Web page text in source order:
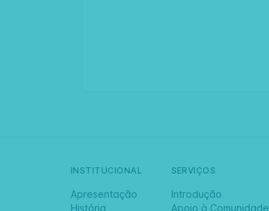
INSTITUCIONAL
Apresentação
História
SERVIÇOS
Introdução
Apoio à Comunidade